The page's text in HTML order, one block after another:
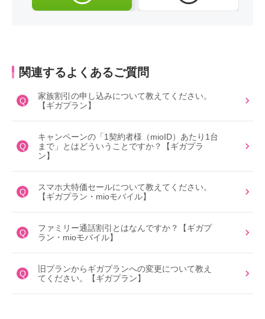
関連するよくあるご質問
Q
家族割引の申し込みについて教えてください。
【ギガプラン】
Q
キャンペーンの「1契約者様（mioID）あたり1台
まで」とはどういうことですか？【ギガプラ
ン】
Q
スマホ大特価セールについて教えてください。
【ギガプラン・mioモバイル】
Q
ファミリー通話割引とはなんですか？【ギガプ
ラン・mioモバイル】
Q
旧プランからギガプランへの変更について教え
てください。【ギガプラン】